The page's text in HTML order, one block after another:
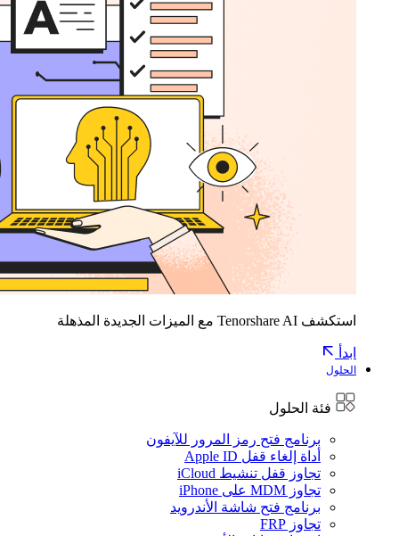
استكشف Tenorshare AI مع الميزات الجديدة المذهلة
ابدأ
الحلول
فئة الحلول
برنامج فتح رمز المرور للآيفون
أداة إلغاء قفل Apple ID
تجاوز قفل تنشيط iCloud
تجاوز MDM على iPhone
برنامج فتح شاشة الأندرويد
تجاوز FRP